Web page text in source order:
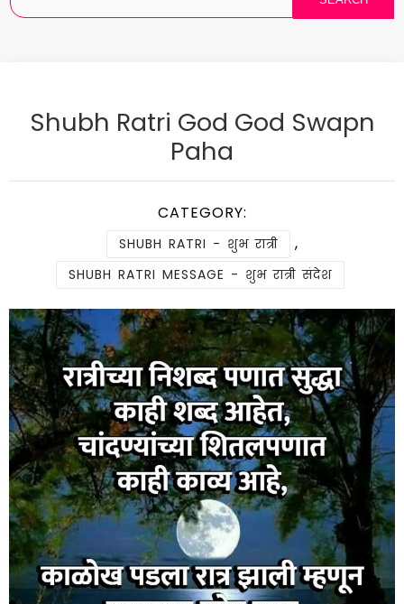
Shubh Ratri God God Swapn
Paha
CATEGORY:
SHUBH RATRI - शुभ रात्री ,
SHUBH RATRI MESSAGE - शुभ रात्री संदेश